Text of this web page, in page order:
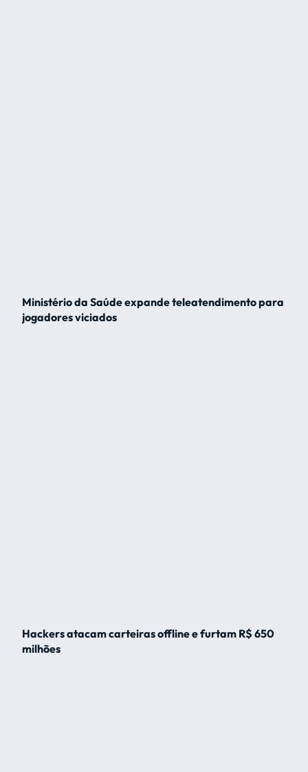
Ministério da Saúde expande teleatendimento para
jogadores viciados
Hackers atacam carteiras offline e furtam R$ 650
milhões